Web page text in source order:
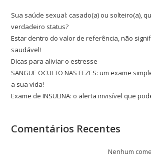
Sua saúde sexual: casado(a) ou solteiro(a),
verdadeiro status?
Estar dentro do valor de referência, não
saudável!
Dicas para aliviar o estresse
SANGUE OCULTO NAS FEZES: um exame
a sua vida!
Exame de INSULINA: o alerta invisível que
Comentários Recentes
Nenhum